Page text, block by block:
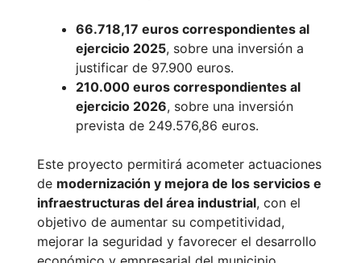
66.718,17 euros correspondientes al
ejercicio 2025, sobre una inversión a
justificar de 97.900 euros.
210.000 euros correspondientes al
ejercicio 2026, sobre una inversión
prevista de 249.576,86 euros.
Este proyecto permitirá acometer actuaciones
de modernización y mejora de los servicios e
infraestructuras del área industrial, con el
objetivo de aumentar su competitividad,
mejorar la seguridad y favorecer el desarrollo